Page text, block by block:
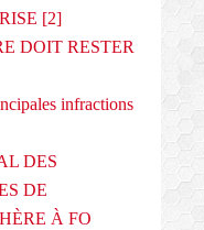
[2]
DOIT RESTER
infractions
DES
DE
À FO